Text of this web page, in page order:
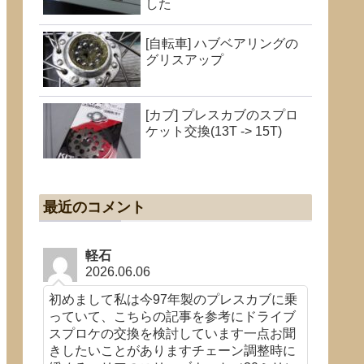
した
[自転車] ハブベアリングの
グリスアップ
[カブ] プレスカブのスプロ
ケット交換(13T -> 15T)
最近のコメント
軽石
2026.06.06
初めまして私は今97年製のプレスカブに乗
っていて、こちらの記事を参考にドライブ
スプロケの交換を検討しています一点お聞
きしたいことがありますチェーン調整時に